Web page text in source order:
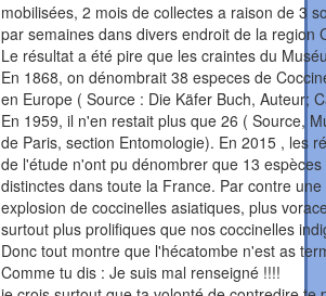
mobilisées, 2 mois de collectes a raison de 3
par semaines dans divers endroit de la region
Le résultat a été pire que les craintes du
En 1868, on dénombrait 38 especes de
en Europe ( Source : Die Käfer Buch, Auteur;
En 1959, il n'en restait plus que 26 ( Source,
de Paris, section Entomologie). En 2015 , les
de l'étude n'ont pu dénombrer que 13 espèces
distinctes dans toute la France. Par contre une
explosion de coccinelles asiatiques, plus
surtout plus prolifiques que nos coccinelles
Donc tout montre que l'hécatombe n'est as
Comme tu dis : Je suis mal renseigné !!!!